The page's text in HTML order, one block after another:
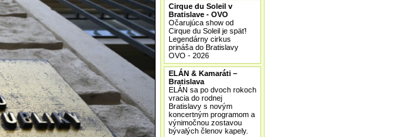
Cirque du Soleil v
Bratislave - OVO
Očarujúca show od
Cirque du Soleil je späť!
Legendárny cirkus
prináša do Bratislavy
OVO - 2026
ELÁN & Kamaráti –
Bratislava
ELÁN sa po dvoch rokoch
vracia do rodnej
Bratislavy s novým
koncertným programom a
výnimočnou zostavou
bývalých členov kapely.